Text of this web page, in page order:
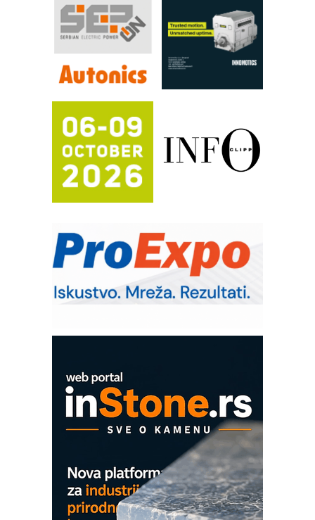
RILINEX kompanije Rittal
FANUC: Najbolje za vašu pametnu
automatizaciju
Efikasno upravljanje energijom
Automatizacija pakovanja · Display
Potpuna efikasnost bez složenih
sistema
Trajna oznaka kao dugoročna korist
Bezbednost na prvom mestu!
IB BLUMENAUER - više od 40 godina
poverenja u industriji
– Pametna signalizacija za efikasnije
upravljanje mašinama
Sigurnije ispitivanje transformatora u
solarnim elektranama i vetroparkovima
Pranje točkova na gradilištu- standard
Proizvodnja iC7 Hybrid 1500 VDC
COMBYPACK
EVOKS Maintenance Management
ROSA i SCHUNK podižu proizvodnju
Detekcija različitih oblika